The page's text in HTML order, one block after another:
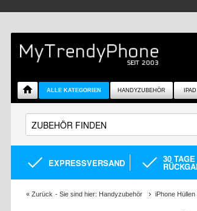
ALLE KATEGORIEN HANDYZUBEHÖR
EXPRESSVERSAND 30 TAGE
« Zurück - Sie sind hier: Handyzubehör iPhone